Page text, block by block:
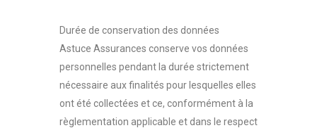
Durée de conservation des données
Astuce Assurances conserve vos données
personnelles pendant la durée strictement
nécessaire aux finalités pour lesquelles elles
ont été collectées et ce, conformément à la
règlementation applicable et dans le respect